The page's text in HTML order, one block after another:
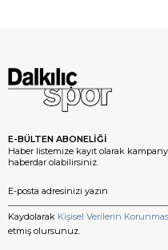
E-BÜLTEN ABONELİĞİ
Haber listemize kayıt olarak
haberdar olabilirsiniz.
Kaydolarak Kişisel Verilerin
etmiş olursunuz.